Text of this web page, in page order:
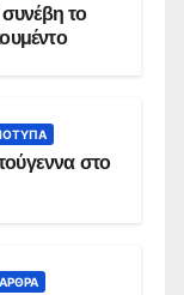
συνέβη το
ντοκουμέντο
στο